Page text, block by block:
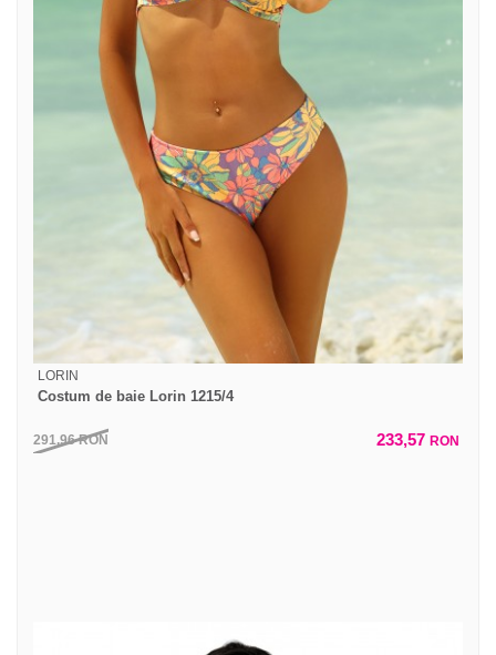
LORIN
Costum de baie Lorin 1215/4
291,96RON 233,57 RON